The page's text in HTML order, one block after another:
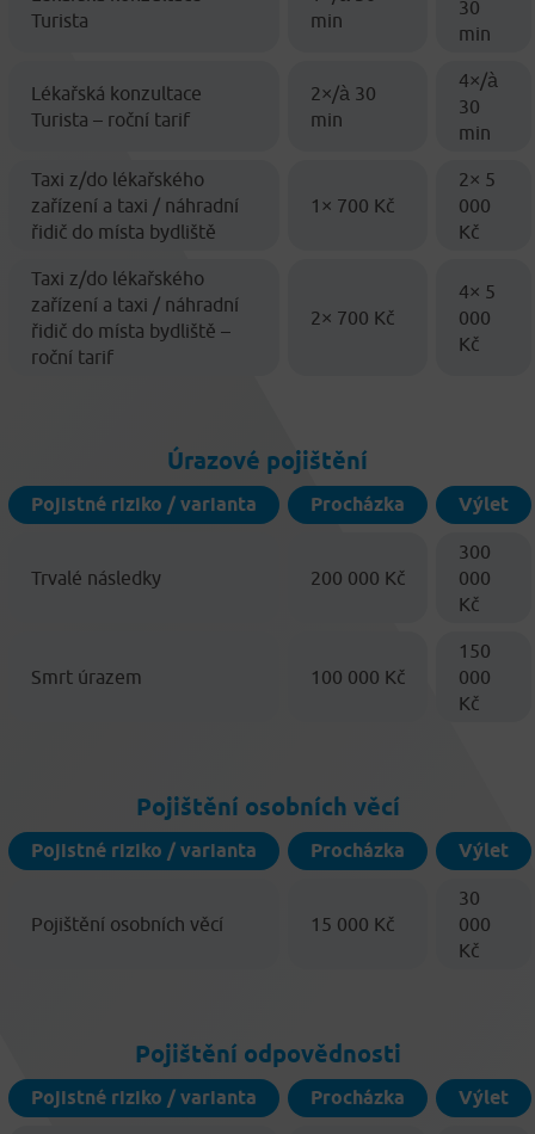
Turista
min
30
min
Lékařská konzultace
Turista – roční tarif
2×/à 30
min
4×/à
30
min
Taxi z/do lékařského
zařízení a taxi / náhradní
řidič do místa bydliště
1× 700 Kč
2× 5
000
Kč
Taxi z/do lékařského
zařízení a taxi / náhradní
řidič do místa bydliště –
roční tarif
2× 700 Kč
4× 5
000
Kč
Úrazové pojištění
Pojistné riziko / varianta Procházka Výlet
Trvalé následky 200 000 Kč
300
000
Kč
Smrt úrazem 100 000 Kč
150
000
Kč
Pojištění osobních věcí
Pojistné riziko / varianta Procházka Výlet
Pojištění osobních věcí 15 000 Kč
30
000
Kč
Pojištění odpovědnosti
Pojistné riziko / varianta Procházka Výlet